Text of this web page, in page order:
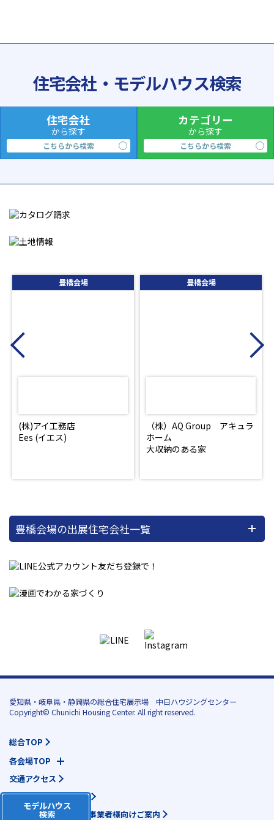
住宅会社・モデルハウス検索
住宅会社
から探す
こちらから検索
カテゴリー
から探す
こちらから検索
Previous
(株)アイ工務店
Ees (イエス)
豊橋会場
（株）AQ Group アキュラ
ホーム
大収納のある家
豊橋会場
豊橋会場の出展住宅会社一覧
モデルハウス
検索
愛知県・岐阜県・静岡県の総合住宅展示場 中日ハウジングセンター
Copyright© Chunichi Housing Center. All right reserved.
総合TOP
各会場TOP
交通アクセス
個人情報保護について
地域活動団体様・各種事業者様向けご案内